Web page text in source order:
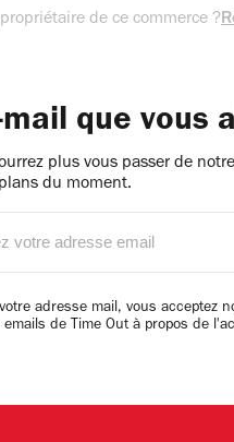
de ce commerce ?
mail que vous
plus vous passer de
du moment.
adresse mail, vous acceptez
emails de Time Out à propos de